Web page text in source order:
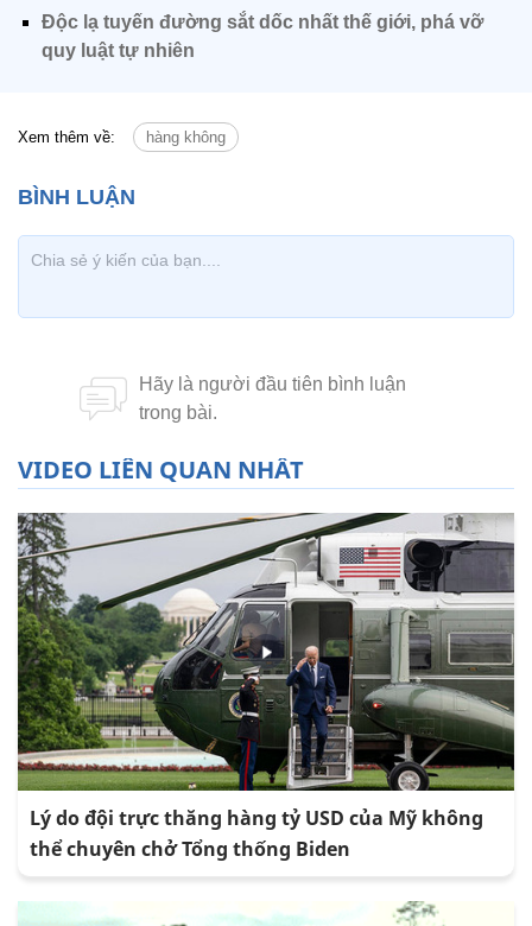
Độc lạ tuyến đường sắt dốc nhất thế giới, phá vỡ
quy luật tự nhiên
Xem thêm về: hàng không
VIDEO LIÊN QUAN NHẤT
Lý do đội trực thăng hàng tỷ USD của Mỹ không
thể chuyên chở Tổng thống Biden